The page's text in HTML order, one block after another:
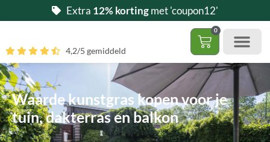
naar
inhoud
Extra 12% kortingmet 'coupon12'
0
4,2/5 gemiddeld
Waarde kunstgras kopen voor je
tuin, dakterras en balkon